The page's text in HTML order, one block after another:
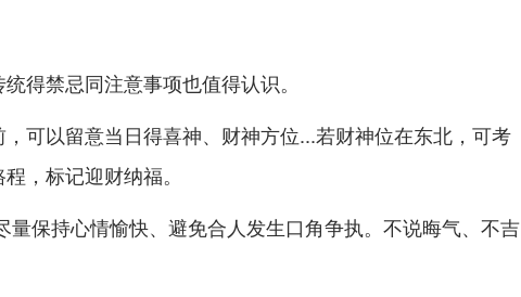
得禁忌同注意事项也值得认识。
，可以留意当日得喜神、财神方位...若财神位在东北 ，可考
，标记迎财纳福。
量保持心情愉快、避免合人发生口角争执。不说晦气、不吉